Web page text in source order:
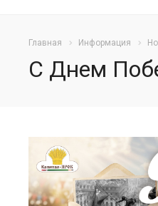
Главная Информация
С Днем